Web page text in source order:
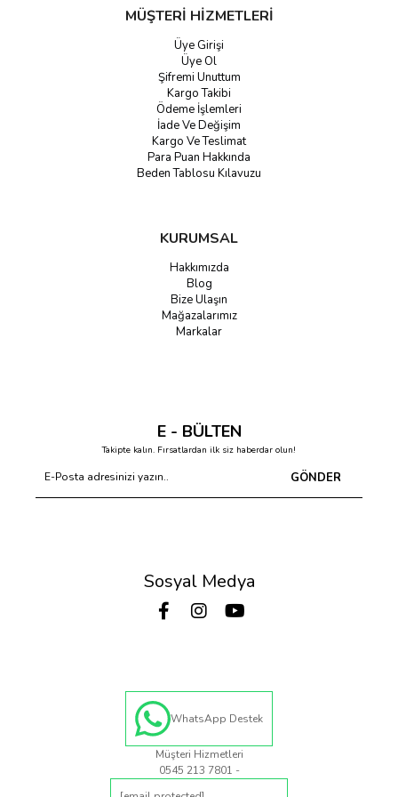
Kullanım Alanı
Dağcılık, Kayak, Kar
Yürüyüşü
Koşu, Bisiklet, Futbol
Kışlık Aksesuarın En Fonksiyonel Hali Gozdespor.com'da
Nike’ın hızı, The North Face’in dayanıklılığı ve Columbia’nın
şimdi boynunuzda! Her tarza ve ihtiyaca hitap eden geniş
outdoor boyunluk
MÜŞTERİ HİZMETLERİ
Üye Girişi
Üye Ol
Şifremi Unuttum
Kargo Takibi
Ödeme İşlemleri
İade Ve Değişim
Kargo Ve Teslimat
Para Puan Hakkında
Beden Tablosu Kılavuzu
KURUMSAL
Hakkımızda
Blog
Bize Ulaşın
Mağazalarımız
Markalar
E - BÜLTEN
Takipte kalın. Fırsatlardan ilk siz haberdar olun!
GÖNDER
Sosyal Medya
WhatsApp Destek
Müşteri Hizmetleri
0545 213 7801 -